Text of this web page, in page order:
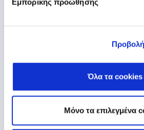
Εμπορικής προώθησης
Όλα τα cookies
Μόνο τα επιλεγμένα
Χωρίς να απαιτείται η
πρόσθετου εξοπλισμού,
και αν βρίσκεστε. Απλά
εφαρμογή “Carrier Air
τη συσκευή σας.